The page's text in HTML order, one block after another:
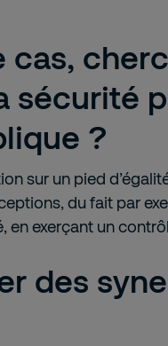
cas,
sécurité
?
sur un pied
du fait par
en exerçant un
des